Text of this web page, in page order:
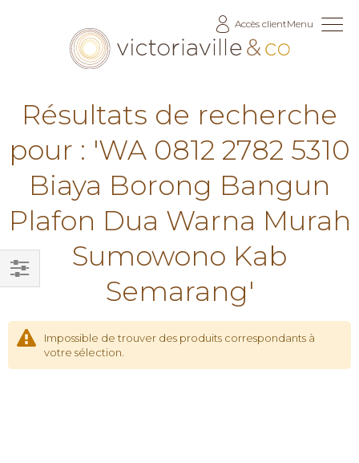
Accès clientMenu
Résultats de recherche
pour : 'WA 0812 2782 5310
Biaya Borong Bangun
Plafon Dua Warna Murah
Sumowono Kab
Semarang'
Impossible de trouver des produits correspondants à
votre sélection.
Filtrer